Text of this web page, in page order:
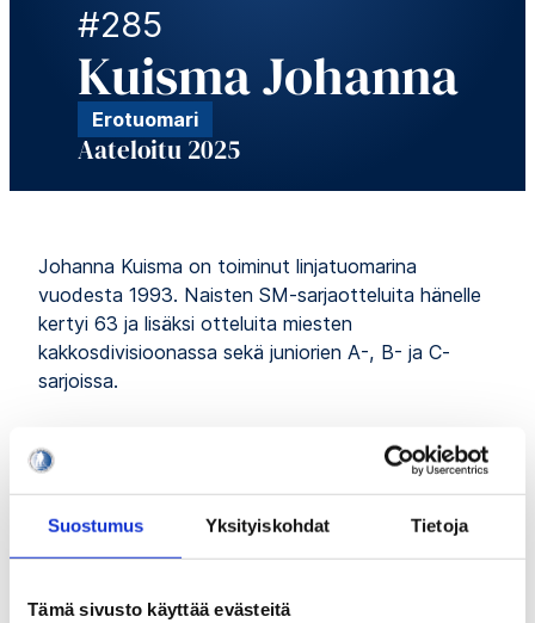
Suostumus Yksityiskohdat Tietoja
Tämä sivusto käyttää evästeitä
#285
Kuisma Johanna
Erotuomari
Aateloitu 2025
Johanna Kuisma on toiminut linjatuomarina
vuodesta 1993. Naisten SM-sarjaotteluita hänelle
kertyi 63 ja lisäksi otteluita miesten
kakkosdivisioonassa sekä juniorien A-, B- ja C-
sarjoissa.
kisat 1996. Naisten MM-kaukalossa hän oli vuosina
1997, 1999, 2000, 2001 sekä 2004 ja aina mukana
loppuotteluissa. Naisten maaotteluita hänelle kertyi
yhteensä 42 sekä yksi 16-vuotiaiden maaottelu.
Kuisma osallistui kolmiin olympialaisiin. Naganossa